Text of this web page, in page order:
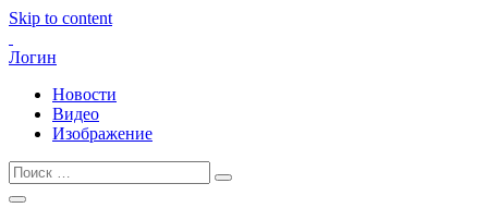
Skip to content
Логин
Новости
Видео
Изображение